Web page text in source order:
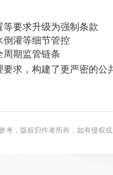
等要求升级为强制条款
倒灌等细节管控
期监管链条
求，构建了更严密的
考，版权归作者所有，如有侵权